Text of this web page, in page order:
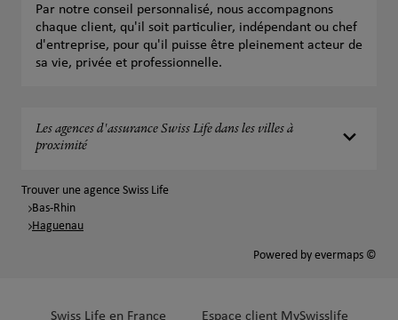
Par notre conseil personnalisé, nous accompagnons
chaque client, qu'il soit particulier, indépendant ou chef
d'entreprise, pour qu'il puisse être pleinement acteur de
sa vie, privée et professionnelle.
Les agences d'assurance Swiss Life dans les villes à
proximité
Trouver une agence Swiss Life
Bas-Rhin
Haguenau
Powered by evermaps ©
Swiss Life en France Espace client MySwisslife